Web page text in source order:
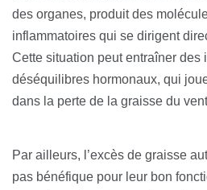
des organes, produit des
inflammatoires qui se dirigent
Cette situation peut entraîner des
déséquilibres hormonaux, qui
dans la perte de la graisse du
Par ailleurs, l’excès de graisse
pas bénéfique pour leur bon